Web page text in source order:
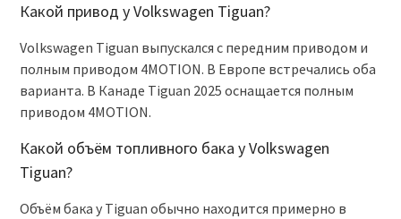
Какой привод у Volkswagen Tiguan?
Volkswagen Tiguan выпускался с передним приводом и
полным приводом 4MOTION. В Европе встречались оба
варианта. В Канаде Tiguan 2025 оснащается полным
приводом 4MOTION.
Какой объём топливного бака у Volkswagen
Tiguan?
Объём бака у Tiguan обычно находится примерно в